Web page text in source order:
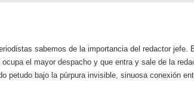
sabemos de la importancia del redactor jefe.
el mayor despacho y que entra y sale de la
petudo bajo la púrpura invisible, sinuosa conexión